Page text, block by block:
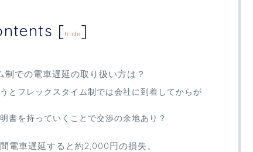
[hide]
での電車遅延の取り扱い方は？
とフレックスタイム制では会社に到着してからが
書を持っていくことで交渉の余地あり？
電車遅延すると約2,000円の損失。